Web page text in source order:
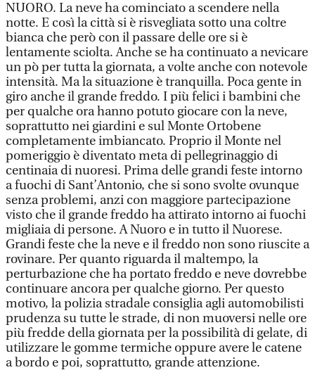
NUORO. La neve ha cominciato a scendere nella
notte. E così la città si è risvegliata sotto una coltre
bianca che però con il passare delle ore si è
lentamente sciolta. Anche se ha continuato a nevicare
un pò per tutta la giornata, a volte anche con notevole
intensità. Ma la situazione è tranquilla. Poca gente in
giro anche il grande freddo. I più felici i bambini che
per qualche ora hanno potuto giocare con la neve,
soprattutto nei giardini e sul Monte Ortobene
completamente imbiancato. Proprio il Monte nel
pomeriggio è diventato meta di pellegrinaggio di
centinaia di nuoresi. Prima delle grandi feste intorno
a fuochi di Sant’Antonio, che si sono svolte ovunque
senza problemi, anzi con maggiore partecipazione
visto che il grande freddo ha attirato intorno ai fuochi
migliaia di persone. A Nuoro e in tutto il Nuorese.
Grandi feste che la neve e il freddo non sono riuscite a
rovinare. Per quanto riguarda il maltempo, la
perturbazione che ha portato freddo e neve dovrebbe
continuare ancora per qualche giorno. Per questo
motivo, la polizia stradale consiglia agli automobilisti
prudenza su tutte le strade, di non muoversi nelle ore
più fredde della giornata per la possibilità di gelate, di
utilizzare le gomme termiche oppure avere le catene
a bordo e poi, soprattutto, grande attenzione.